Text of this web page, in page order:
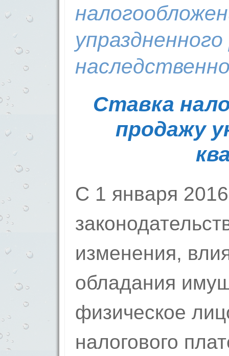
Ставка
продажу
С 1 января
изменения,
обладания
физическое
налогового